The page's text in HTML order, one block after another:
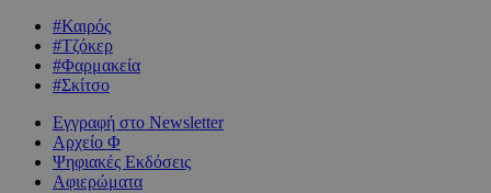
#Καιρός
#Τζόκερ
#Φαρμακεία
#Σκίτσο
Εγγραφή στο Newsletter
Αρχείο Φ
Ψηφιακές Εκδόσεις
Αφιερώματα